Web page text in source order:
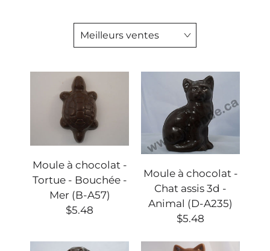
Moule à chocolat -
Tortue - Bouchée -
Mer (B-A57)
$5.48
Moule à chocolat -
Chat assis 3d -
Animal (D-A235)
$5.48